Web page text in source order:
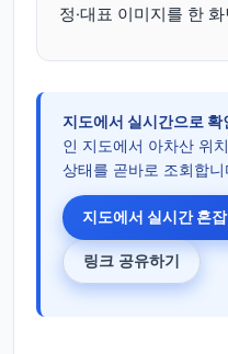
정·대표 이미지를 한
지도에서 실시간으로 확
인 지도에서 아차산 위
상태를 곧바로 조회합니
지도에서 실시간 혼
링크 공유하기